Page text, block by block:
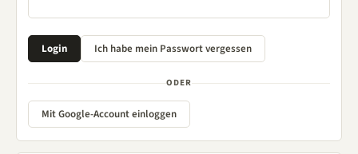
ODER
Mit Google-Account einloggen